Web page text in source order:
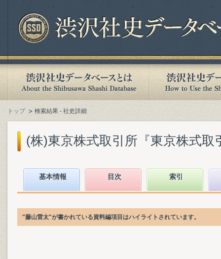
トップ 検索結果 - 社史詳細
(株)東京株式取引所『東京株式取
基本情報 目次 索引
"藤山雷太"が書かれている資料編項目はハイライトされています。